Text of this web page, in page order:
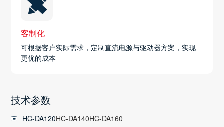
客制化
可根据客户实际需求，定制直流电源与驱动器方案，实现
更优的成本
技术参数
HC-DA120HC-DA140HC-DA160